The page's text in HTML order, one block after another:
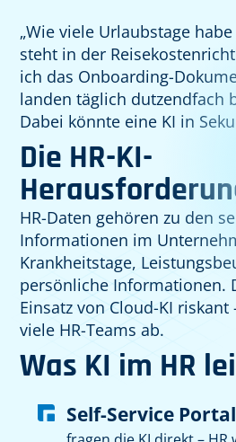
„Wie viele Urlaubstage habe
steht in der
ich das Onboarding-
landen täglich dutzendfach
Dabei könnte eine KI in
Die HR-KI-
HR-Daten gehören zu den
Informationen im
Krankheitstage,
persönliche Informationen.
Einsatz von Cloud-KI
viele HR-Teams ab.
Was KI im HR
Self-Service